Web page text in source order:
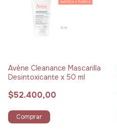
Avène Cleanance Mascarilla
Desintoxicante x 50 ml
$52.400,00
Comprar